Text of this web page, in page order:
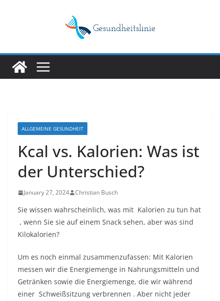
ALLGEMEINE GESUNDHEIT
Kcal vs. Kalorien: Was ist
der Unterschied?
January 27, 2024 Christian Busch
Sie wissen wahrscheinlich, was mit Kalorien zu tun hat
, wenn Sie sie auf einem Snack sehen, aber was sind
Kilokalorien?
Um es noch einmal zusammenzufassen: Mit Kalorien
messen wir die Energiemenge in Nahrungsmitteln und
Getränken sowie die Energiemenge, die wir während
einer Schweißsitzung verbrennen . Aber nicht jeder